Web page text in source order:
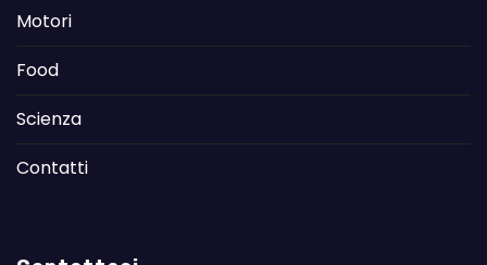
Motori
Food
Scienza
Contatti